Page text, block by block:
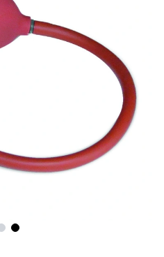
View larger image
View larger image